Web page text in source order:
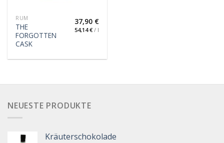
RUM
THE
FORGOTTEN
CASK
37,90 €
54,14€/ l
NEUESTE PRODUKTE
Kräuterschokolade